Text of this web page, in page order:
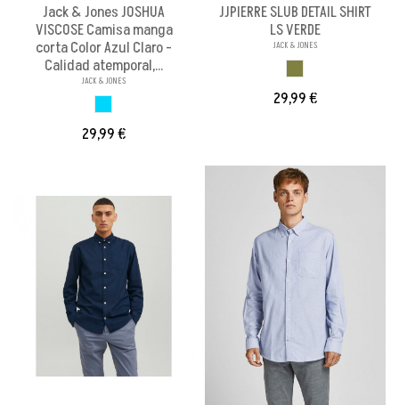
Jack & Jones JOSHUA
VISCOSE Camisa manga
corta Color Azul Claro -
Calidad atemporal,...
JACK & JONES
29,99 €
JJPIERRE SLUB DETAIL SHIRT
LS VERDE
JACK & JONES
29,99 €